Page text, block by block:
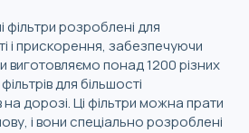
фільтри розроблені для
і прискорення, забезпечуючи
виготовляємо понад 1200 різних
для більшості
дорозі. Ці фільтри можна прати
і вони спеціально розроблені